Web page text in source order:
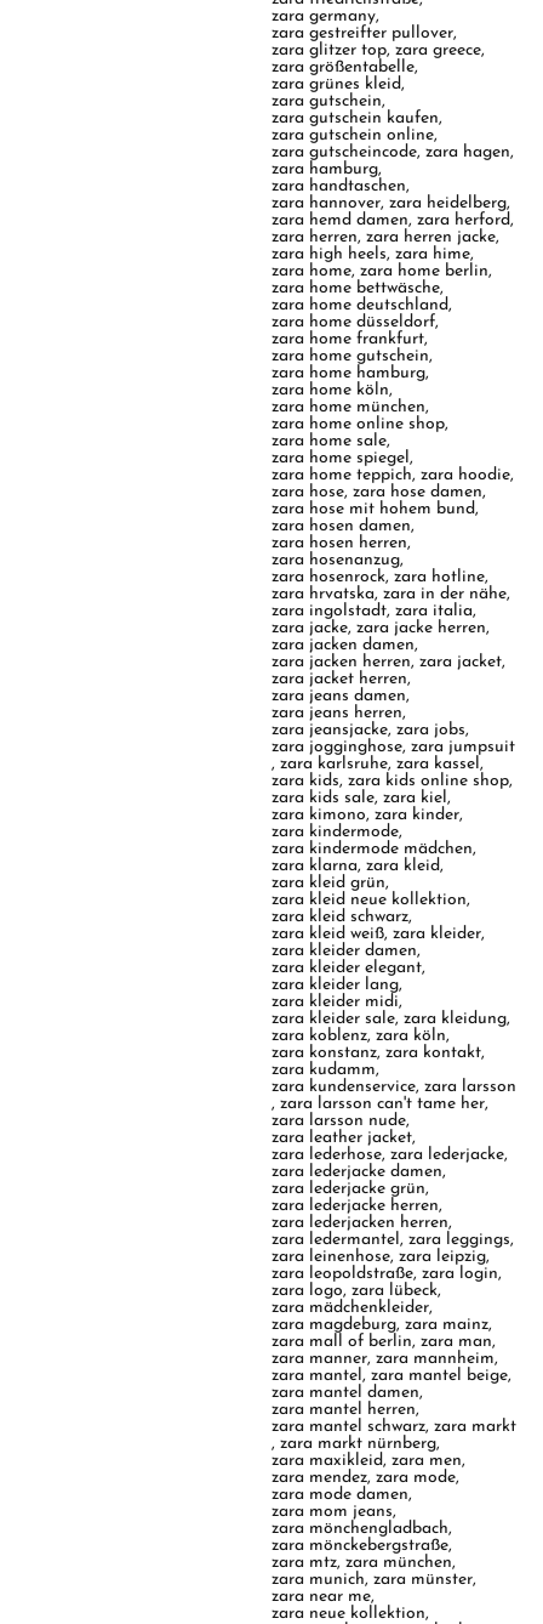
zara germany,
zara gestreifter pullover,
zara glitzer top,zara greece,
zara größentabelle,
zara grünes kleid,
zara gutschein,
zara gutschein kaufen,
zara gutschein online,
zara gutscheincode,zara hagen,
zara hamburg,
zara handtaschen,
zara hannover,zara heidelberg,
zara hemd damen,zara herford,
zara herren,zara herren jacke,
zara high heels,zara hime,
zara home,zara home berlin,
zara home bettwäsche,
zara home deutschland,
zara home düsseldorf,
zara home frankfurt,
zara home gutschein,
zara home hamburg,
zara home köln,
zara home münchen,
zara home online shop,
zara home sale,
zara home spiegel,
zara home teppich,zara hoodie,
zara hose,zara hose damen,
zara hose mit hohem bund,
zara hosen damen,
zara hosen herren,
zara hosenanzug,
zara hosenrock,zara hotline,
zara hrvatska,zara in der nähe,
zara ingolstadt,zara italia,
zara jacke,zara jacke herren,
zara jacken damen,
zara jacken herren,zara jacket,
zara jacket herren,
zara jeans damen,
zara jeans herren,
zara jeansjacke,zara jobs,
zara jogginghose,zara jumpsuit
,zara karlsruhe,zara kassel,
zara kids,zara kids online shop,
zara kids sale,zara kiel,
zara kimono,zara kinder,
zara kindermode,
zara kindermode mädchen,
zara klarna,zara kleid,
zara kleid grün,
zara kleid neue kollektion,
zara kleid schwarz,
zara kleid weiß,zara kleider,
zara kleider damen,
zara kleider elegant,
zara kleider lang,
zara kleider midi,
zara kleider sale,zara kleidung,
zara koblenz,zara köln,
zara konstanz,zara kontakt,
zara kudamm,
zara kundenservice,zara larsson
,zara larsson can't tame her,
zara larsson nude,
zara leather jacket,
zara lederhose,zara lederjacke,
zara lederjacke damen,
zara lederjacke grün,
zara lederjacke herren,
zara lederjacken herren,
zara ledermantel,zara leggings,
zara leinenhose,zara leipzig,
zara leopoldstraße,zara login,
zara logo,zara lübeck,
zara mädchenkleider,
zara magdeburg,zara mainz,
zara mall of berlin,zara man,
zara manner,zara mannheim,
zara mantel,zara mantel beige,
zara mantel damen,
zara mantel herren,
zara mantel schwarz,zara markt
,zara markt nürnberg,
zara maxikleid,zara men,
zara mendez,zara mode,
zara mode damen,
zara mom jeans,
zara mönchengladbach,
zara mönckebergstraße,
zara mtz,zara münchen,
zara munich,zara münster,
zara near me,
zara neue kollektion,